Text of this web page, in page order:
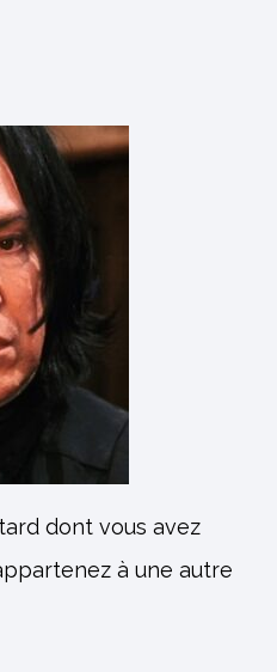
dont vous avez
à une autre